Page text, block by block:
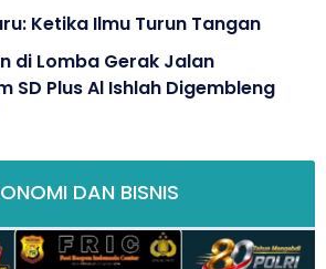
Ketika Ilmu Turun Tangan
di Lomba Gerak Jalan
SD Plus Al Ishlah Digembleng
DAN BISNIS